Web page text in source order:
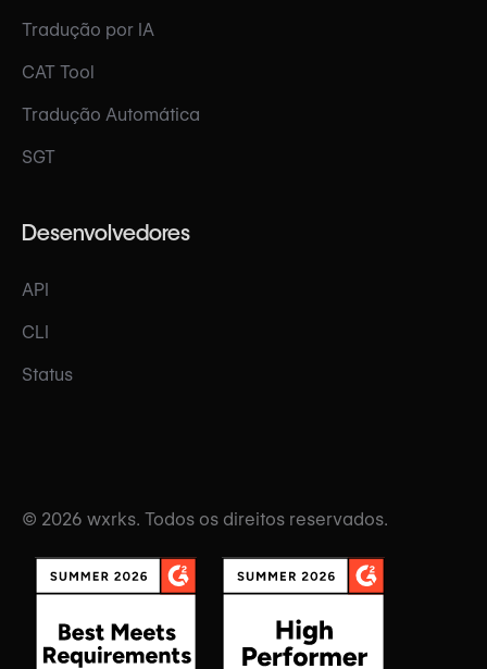
Tradução por IA
CAT Tool
Tradução Automática
SGT
Desenvolvedores
API
CLI
Status
© 2026 wxrks. Todos os direitos reservados.